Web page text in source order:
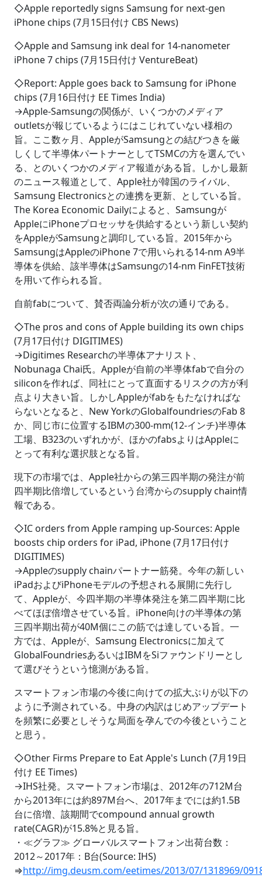
◇Apple reportedly signs Samsung for next-gen
iPhone chips (7月15日付け CBS News)
◇Apple and Samsung ink deal for 14-nanometer
iPhone 7 chips (7月15日付け VentureBeat)
◇Report: Apple goes back to Samsung for iPhone
chips (7月16日付け EE Times India)
→Apple-Samsungの関係が、いくつかのメディア
outletsが報じているようにはこじれていない様相の
旨。ここ数ヶ月、AppleがSamsungとの結びつきを厳
しくして半導体パートナーとしてTSMCの方を選んでい
る、とのいくつかのメディア報道がある旨。しかし最新
のニュース報道として、Apple社が韓国のライバル、
Samsung Electronicsとの連携を更新、としている旨。
The Korea Economic Dailyによると、Samsungが
AppleにiPhoneプロセッサを供給するという新しい契約
をAppleがSamsungと調印している旨。2015年から
SamsungはAppleのiPhone 7で用いられる14-nm A9半
導体を供給、該半導体はSamsungの14-nm FinFET技術
を用いて作られる旨。
自前fabについて、賛否両論分析が次の通りである。
◇The pros and cons of Apple building its own chips
(7月17日付け DIGITIMES)
→Digitimes Researchの半導体アナリスト、
Nobunaga Chai氏。Appleが自前の半導体fabで自分の
siliconを作れば、同社にとって直面するリスクの方が利
点より大きい旨。しかしAppleがfabをもたなければな
らないとなると、New YorkのGlobalfoundriesのFab 8
か、同じ市に位置するIBMの300-mm(12-インチ)半導体
工場、B323のいずれかが、ほかのfabsよりはAppleに
とって有利な選択肢となる旨。
現下の市場では、Apple社からの第三四半期の発注が前
四半期比倍増しているという台湾からのsupply chain情
報である。
◇IC orders from Apple ramping up-Sources: Apple
boosts chip orders for iPad, iPhone (7月17日付け
DIGITIMES)
→Appleのsupply chainパートナー筋発。今年の新しい
iPadおよびiPhoneモデルの予想される展開に先行し
て、Appleが、今四半期の半導体発注を第二四半期に比
べてほぼ倍増させている旨。iPhone向けの半導体の第
三四半期出荷が40M個にこの筋では達している旨。一
方では、Appleが、Samsung Electronicsに加えて
GlobalFoundriesあるいはIBMをSiファウンドリーとし
て選びそうという憶測がある旨。
スマートフォン市場の今後に向けての拡大ぶりが以下の
ように予測されている。中身の内訳はじめアップデート
を頻繁に必要としそうな局面を孕んでの今後ということ
と思う。
◇Other Firms Prepare to Eat Apple's Lunch (7月19日
付け EE Times)
→IHS社発。スマートフォン市場は、2012年の712M台
から2013年には約897M台へ、2017年までには約1.5B
台に倍増、該期間でcompound annual growth
rate(CAGR)が15.8%と見る旨。
・≪グラフ≫ グローバルスマートフォン出荷台数：
2012～2017年：B台(Source: IHS)
⇒http://img.deusm.com/eetimes/2013/07/1318969/